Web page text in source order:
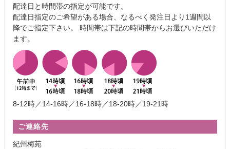
配達日と時間帯の指定が可能です。
配達日指定のご希望がある場合、なるべく発注日より1週間以
降でご指定下さい。 時間帯は下記の時間帯からお選びいただけ
ます。
8-12時／14-16時／16-18時／18-20時／19-21時
ご連絡先
紀州梅苑